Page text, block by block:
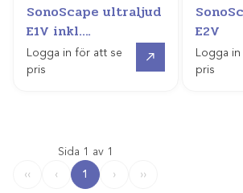
SonoScape ultraljud
E1V inkl.
rektalprobe
Logga in för att se
pris
E2V
Logga
pris
Sida 1 av 1
‹‹
‹ 1 › ››